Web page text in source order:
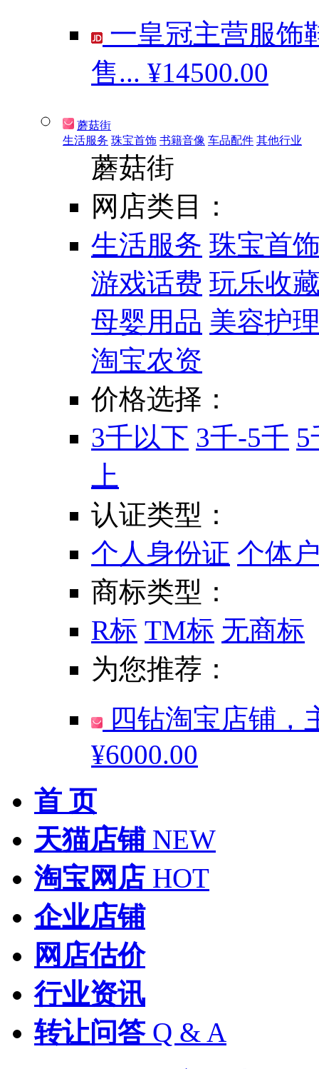
一皇冠主营服饰
售... ¥14500.00
蘑菇街
生活服务 珠宝首饰 书籍音像 车品配件 其他行业
蘑菇街
网店类目：
生活服务 珠宝首
游戏话费 玩乐收
母婴用品 美容护
淘宝农资
价格选择：
3千以下 3千-5千 5
上
认证类型：
个人身份证 个体
商标类型：
R标 TM标 无商标
为您推荐：
四钻淘宝店铺，
¥6000.00
首 页
天猫店铺 NEW
淘宝网店 HOT
企业店铺
网店估价
行业资讯
转让问答 Q & A